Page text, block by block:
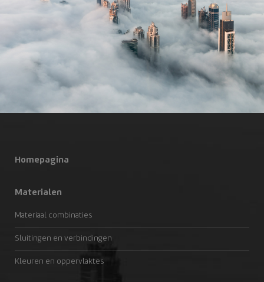
Homepagina
Materialen
Materiaal combinaties
Sluitingen en verbindingen
Kleuren en oppervlaktes